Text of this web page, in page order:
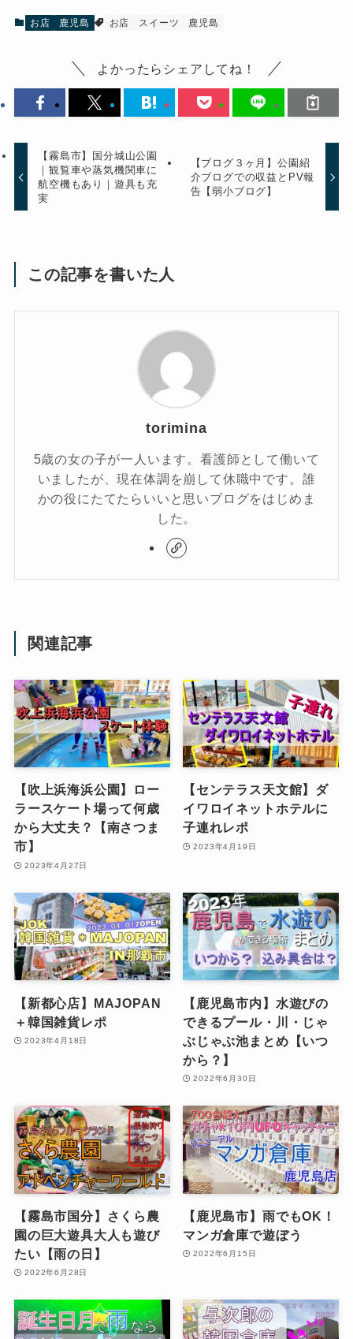
お店 鹿児島 お店 スイーツ 鹿児島
よかったらシェアしてね！
【霧島市】国分城山公園
｜観覧車や蒸気機関車に
航空機もあり｜遊具も充
実
【ブログ３ヶ月】公園紹
介ブログでの収益とPV報
告【弱小ブログ】
この記事を書いた人
torimina
5歳の女の子が一人います。看護師として働いて
いましたが、現在体調を崩して休職中です。誰
かの役にたてたらいいと思いブログをはじめま
した。
関連記事
【吹上浜海浜公園】ロー
ラースケート場って何歳
から大丈夫？【南さつま
市】
2023年4月27日
【センテラス天文館】ダ
イワロイネットホテルに
子連れレポ
2023年4月19日
【新都心店】MAJOPAN
＋韓国雑貨レポ
2023年4月18日
【鹿児島市内】水遊びの
できるプール・川・じゃ
ぶじゃぶ池まとめ【いつ
から？】
2022年6月30日
【霧島市国分】さくら農
園の巨大遊具大人も遊び
たい【雨の日】
2022年6月28日
【鹿児島市】雨でもOK！
マンガ倉庫で遊ぼう
2022年6月15日